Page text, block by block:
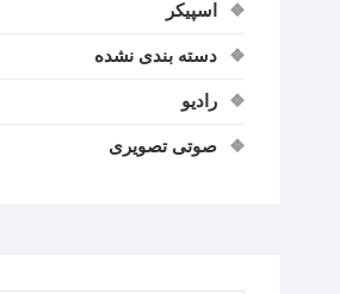
اسپیکر
دسته بندی نشده
رادیو
صوتی تصویری